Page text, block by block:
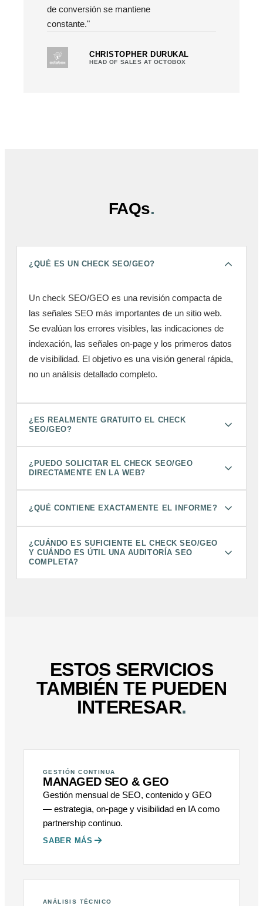
de conversión se mantiene
constante."
CHRISTOPHER DURUKAL
HEAD OF SALES AT OCTOBOX
FAQs.
¿QUÉ ES UN CHECK SEO/GEO?
Un check SEO/GEO es una revisión compacta de
las señales SEO más importantes de un sitio web.
Se evalúan los errores visibles, las indicaciones de
indexación, las señales on-page y los primeros datos
de visibilidad. El objetivo es una visión general rápida,
no un análisis detallado completo.
¿ES REALMENTE GRATUITO EL CHECK
SEO/GEO?
¿PUEDO SOLICITAR EL CHECK SEO/GEO
DIRECTAMENTE EN LA WEB?
¿QUÉ CONTIENE EXACTAMENTE EL INFORME?
¿CUÁNDO ES SUFICIENTE EL CHECK SEO/GEO
Y CUÁNDO ES ÚTIL UNA AUDITORÍA SEO
COMPLETA?
ESTOS SERVICIOS
TAMBIÉN TE PUEDEN
INTERESAR.
GESTIÓN CONTINUA
MANAGED SEO & GEO
Gestión mensual de SEO, contenido y GEO
— estrategia, on-page y visibilidad en IA como
partnership continuo.
SABER MÁS
ANÁLISIS TÉCNICO